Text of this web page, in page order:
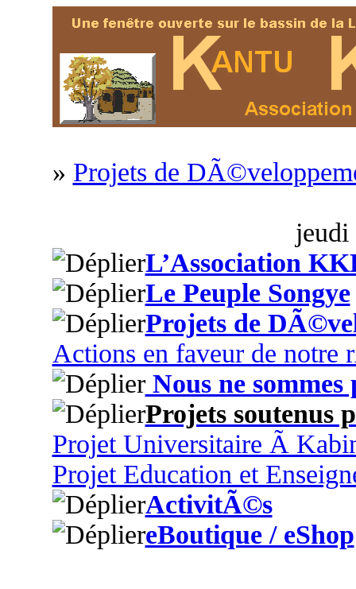
» Projets de
jeudi
L’Association
Le Peuple Songye
Projets de
Actions en faveur de notre
Nous ne sommes
Projets soutenus
Projet Universitaire Ã
Projet Education et
ActivitÃ©s
eBoutique / eShop